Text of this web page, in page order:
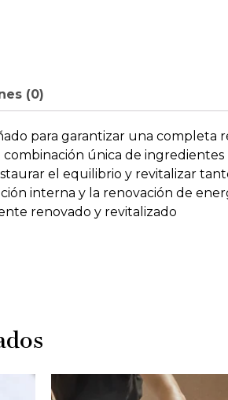
(0)
para garantizar una completa
única de
el equilibrio y revitalizar
interna y la renovación de
renovado y revitalizado